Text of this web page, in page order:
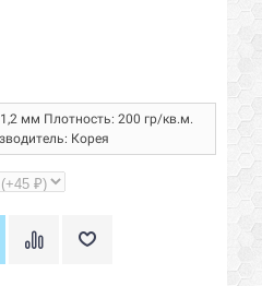
мм Плотность: 200 гр/кв.м.
Корея